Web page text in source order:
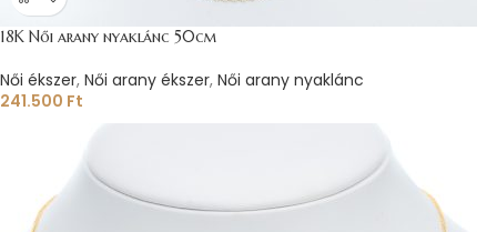
18K Női arany nyaklánc 50cm
Női ékszer, Női arany ékszer, Női arany nyaklánc
241.500 Ft